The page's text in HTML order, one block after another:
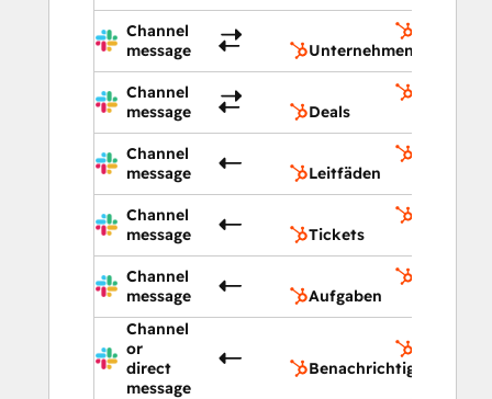
Channel
message
Unternehmen
Channel
message
Deals
Channel
message
Leitfäden
Channel
message
Tickets
Channel
message
Aufgaben
Channel
or
direct
message
Benachrichtigungen